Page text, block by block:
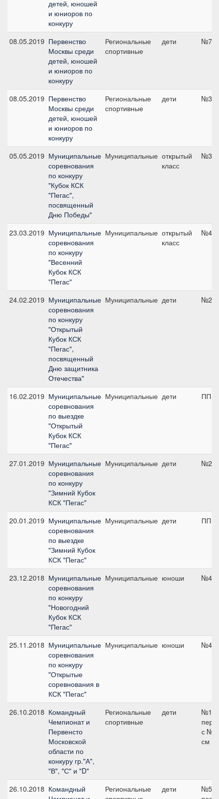
детей, юношей
и юниоров по
конкуру
08.05.2019 Первенство
Москвы среди
детей, юношей
и юниоров по
конкуру
Региональные
спортивные
дети №7а,
08.05.2019 Первенство
Москвы среди
детей, юношей
и юниоров по
конкуру
Региональные
спортивные
дети №3а,
05.05.2019 Муниципальные
соревнования
по конкуру
"Кубок КСК
"Пегас",
посвященный
Дню Победы"
Муниципальные открытый
класс
№3,
23.03.2019 Муниципальные
соревнования
по конкуру
"Весенний
Кубок КСК
"Пегас"
Муниципальные открытый
класс
№4,
24.02.2019 Муниципальные
соревнования
по конкуру
"Открытый
Кубок КСК
"Пегас",
посвященный
Дню защитника
Отечества"
Муниципальные дети №2,
16.02.2019 Муниципальные
соревнования
по выездке
"Открытый
Кубок КСК
"Пегас"
Муниципальные дети ПП
27.01.2019 Муниципальные
соревнования
по конкуру
"Зимний Кубок
КСК "Пегас"
Муниципальные дети №2,
20.01.2019 Муниципальные
соревнования
по выездке
"Зимний Кубок
КСК "Пегас"
Муниципальные дети ПП
23.12.2018 Муниципальные
соревнования
по конкуру
"Новогодний
Кубок КСК
"Пегас"
Муниципальные юноши №4,
25.11.2018 Муниципальные
соревнования
по конкуру
"Открытые
соревнования в
КСК "Пегас"
Муниципальные юноши №4,
26.10.2018 Командный
Чемпионат и
Первенсто
Московской
области по
конкуру гр."А",
"В", "С" и "D"
Региональные
спортивные
дети
№1
с
см
26.10.2018 Командный
Региональные
дети
№5